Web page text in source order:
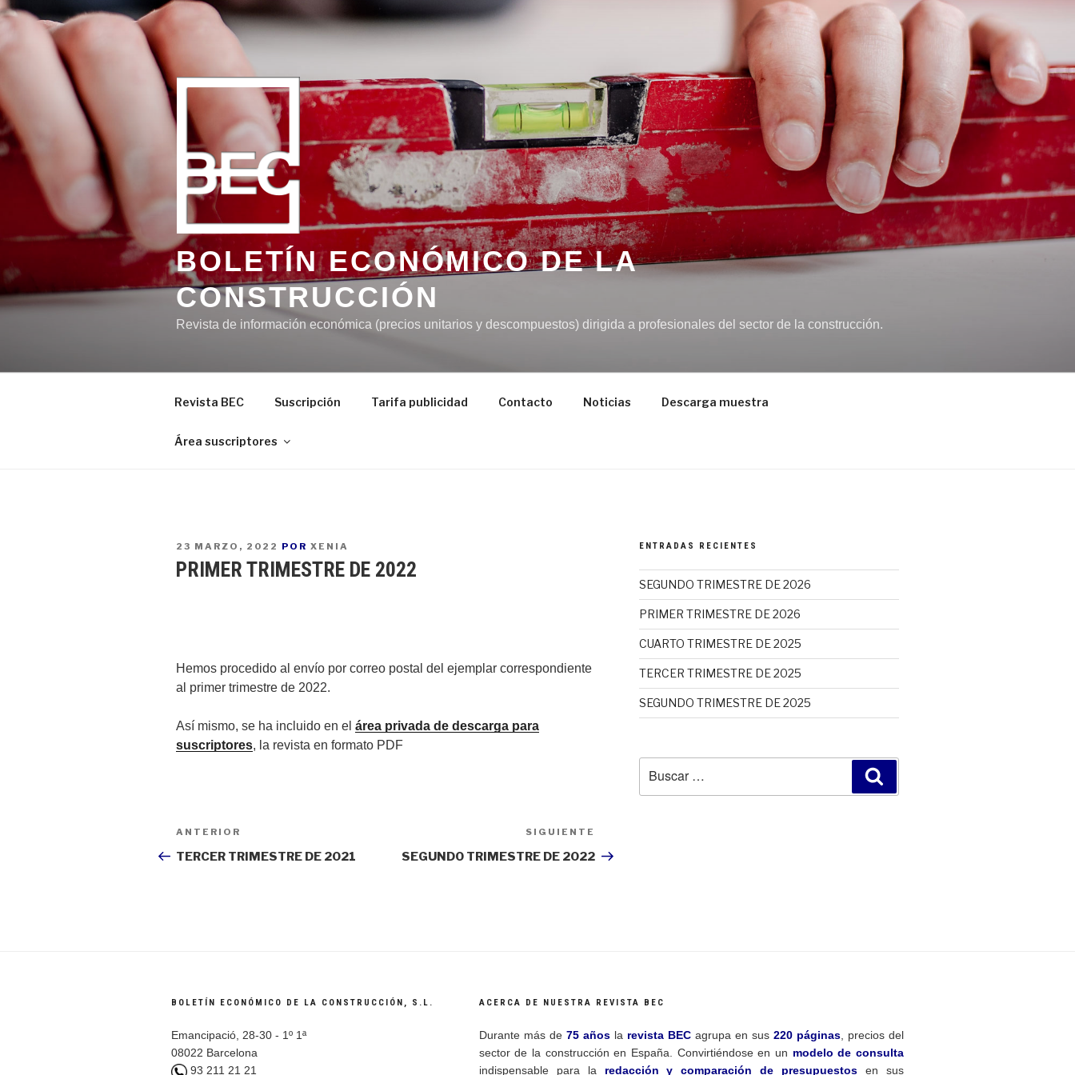
Ir
contenido
BOLETÍN ECONÓMICO DE LA
CONSTRUCCIÓN
Revista de información económica (precios unitarios y descompuestos) dirigida a profesionales del sector de la construcción.
Revista BEC Suscripción Tarifa publicidad Contacto Noticias Descarga muestra
Área suscriptores
PUBLICADO
EN
23 MARZO, 2022 POR XENIA
PRIMER TRIMESTRE DE 2022
Hemos procedido al envío por correo postal del ejemplar correspondiente
al primer trimestre de 2022.
Así mismo, se ha incluido en el área privada de descarga para
suscriptores, la revista en formato PDF
Navegación
de
Entrada
anterior:
ANTERIOR
TERCER TRIMESTRE DE 2021
entrada
SIGUIENTE
SEGUNDO TRIMESTRE DE 2022
ENTRADAS RECIENTES
SEGUNDO TRIMESTRE DE 2026
PRIMER TRIMESTRE DE 2026
CUARTO TRIMESTRE DE 2025
TERCER TRIMESTRE DE 2025
SEGUNDO TRIMESTRE DE 2025
por:
BOLETÍN ECONÓMICO DE LA CONSTRUCCIÓN, S.L.
Emancipació, 28-30 - 1º 1ª
08022 Barcelona
93 211 21 21
ACERCA DE NUESTRA REVISTA BEC
Durante más de 75 añosla revista BECagrupa en sus 220 páginas, precios del
sector de la construcción en España. Convirtiéndose en un modelo de consulta
indispensable para la redacción y comparación de presupuestos en sus